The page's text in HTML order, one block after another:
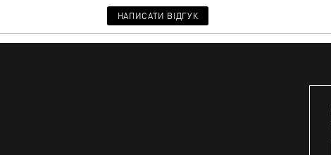
НАПИСАТИ ВІДГУК